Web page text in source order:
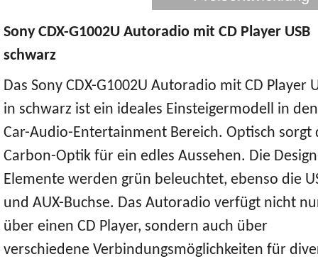
Sony CDX-G1002U Autoradio mit CD Player USB
schwarz
Das Sony CDX-G1002U Autoradio mit CD Player
in schwarz ist ein ideales Einsteigermodell in den
Car-Audio-Entertainment Bereich. Optisch sorgt
Carbon-Optik für ein edles Aussehen. Die
Elemente werden grün beleuchtet, ebenso die
und AUX-Buchse. Das Autoradio verfügt nicht
über einen CD Player, sondern auch über
verschiedene Verbindungsmöglichkeiten für